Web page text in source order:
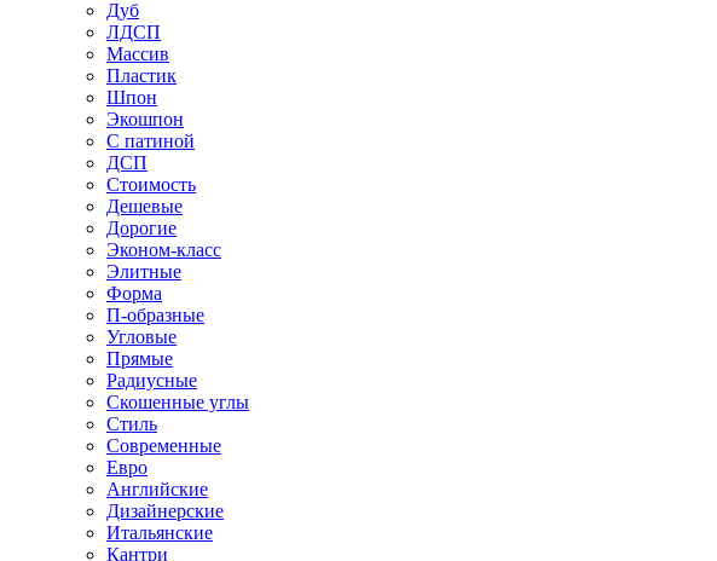
Дуб
ЛДСП
Массив
Пластик
Шпон
Экошпон
С патиной
ДСП
Стоимость
Дешевые
Дорогие
Эконом-класс
Элитные
Форма
П-образные
Угловые
Прямые
Радиусные
Скошенные углы
Стиль
Современные
Евро
Английские
Дизайнерские
Итальянские
Кантри